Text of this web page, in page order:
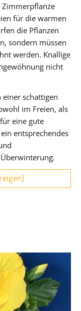
Zimmerpflanze
für die warmen
die Pflanzen
sondern müssen
werden. Knallige
nicht
schattigen
im Freien, als
eine gute
entsprechendes